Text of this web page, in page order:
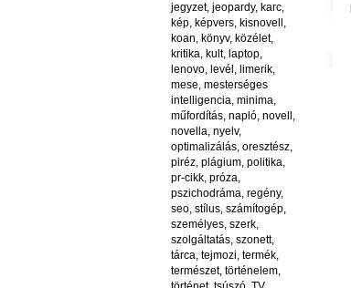
jegyzet, jeopardy, karc,
kép, képvers, kisnovell ,
koan, könyv, közélet,
kritika, kult, laptop,
lenovo, levél , limerik,
mese, mesterséges
intelligencia, minima,
műfordítás, napló, novell ,
novella, nyelv,
optimalizálás, oresztész,
piréz, plágium, politika,
pr-cikk, próza,
pszichodráma, regény,
seo, stílus, számítogép,
személyes, szerk,
szolgáltatás, szonett,
tárca, tejmozi, termék,
természet, történelem,